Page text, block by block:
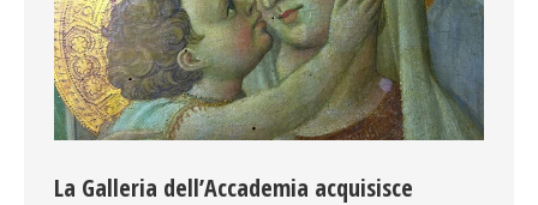
La Galleria dell’Accademia acquisisce